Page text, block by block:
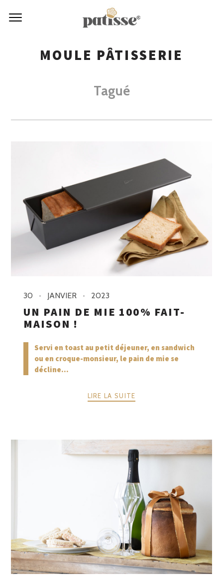
MOULE PÂTISSERIE
Tagué
30 JANVIER 2023
UN PAIN DE MIE 100% FAIT-
MAISON !
Servi en toast au petit déjeuner, en sandwich
ou en croque-monsieur, le pain de mie se
décline...
LIRE LA SUITE